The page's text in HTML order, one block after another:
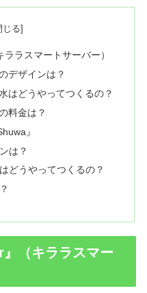
ラスマートサーバー）
デザインは？
はどうやってつくるの？
料金は？
』
は？
どうやってつくるの？
（キララスマー